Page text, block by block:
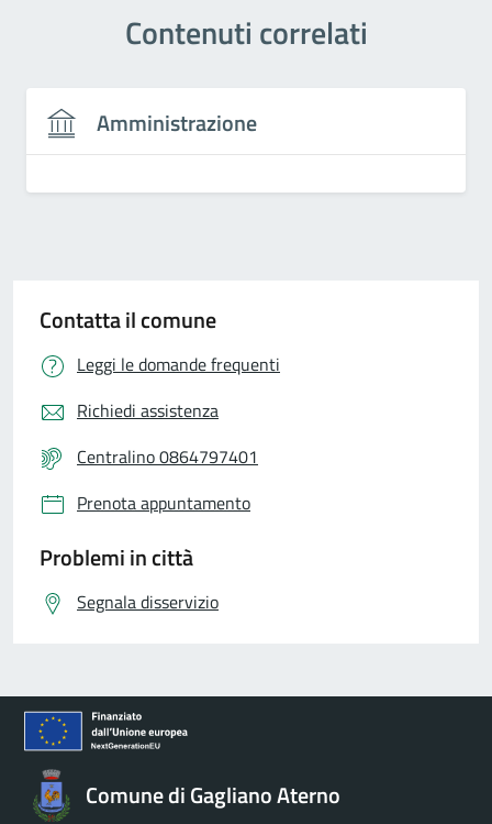
Contenuti correlati
Amministrazione
Contatta il comune
Leggi le domande frequenti
Richiedi assistenza
Centralino 0864797401
Prenota appuntamento
Problemi in città
Segnala disservizio
Comune di Gagliano Aterno